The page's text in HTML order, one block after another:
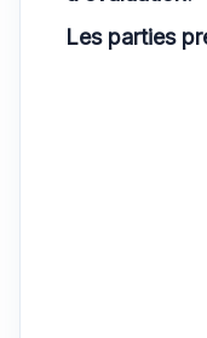
Les parties